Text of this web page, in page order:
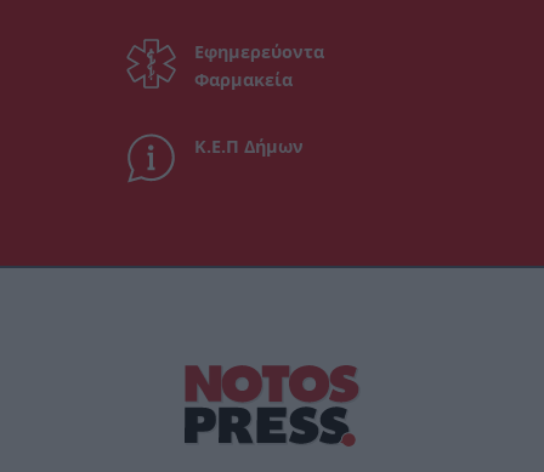
Εφημερεύοντα
Φαρμακεία
Κ.Ε.Π Δήμων